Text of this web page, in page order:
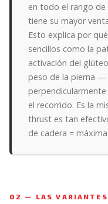
en todo el rango
tiene su mayor
Esto explica por
sencillos como la
activación del
peso de la pierna —
el recorrido. Es la
thrust es tan
de cadera =
02 — LAS VARIANTES